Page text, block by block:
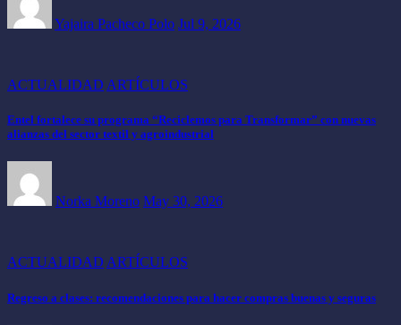
Yajaira Pacheco Polo Jul 9, 2026
ACTUALIDAD ARTÍCULOS
Entel fortalece su programa “Reciclemos para Transformar” con nuevas
alianzas del sector textil y agroindustrial
Norka Moreno May 30, 2026
ACTUALIDAD ARTÍCULOS
Regreso a clases: recomendaciones para hacer compras buenas y seguras